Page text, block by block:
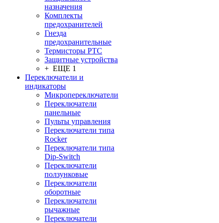
назначения
Комплекты
предохранителей
Гнезда
предохранительные
Термисторы PTC
Защитные устройства
+ ЕЩЕ 1
Переключатели и
индикаторы
Микропереключатели
Переключатели
панельные
Пульты управления
Переключатели типа
Rocker
Переключатели типа
Dip-Switch
Переключатели
ползунковые
Переключатели
оборотные
Переключатели
рычажные
Переключатели